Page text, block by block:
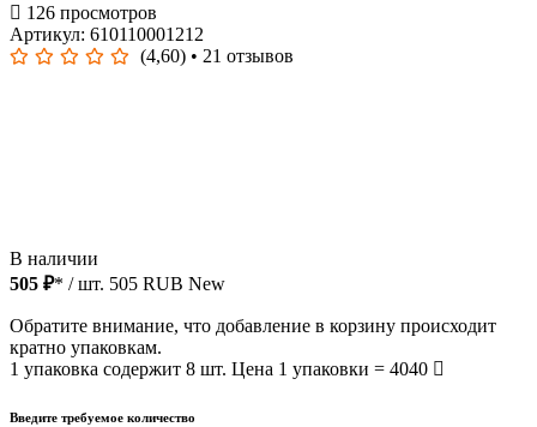
126 просмотров
Артикул: 610110001212
(4,60) • 21 отзывов
В наличии
505 ₽* / шт. 505 RUB New
Обратите внимание, что добавление в корзину происходит
кратно упаковкам.
1 упаковка содержит 8 шт. Цена 1 упаковки = 4040
Введите требуемое количество